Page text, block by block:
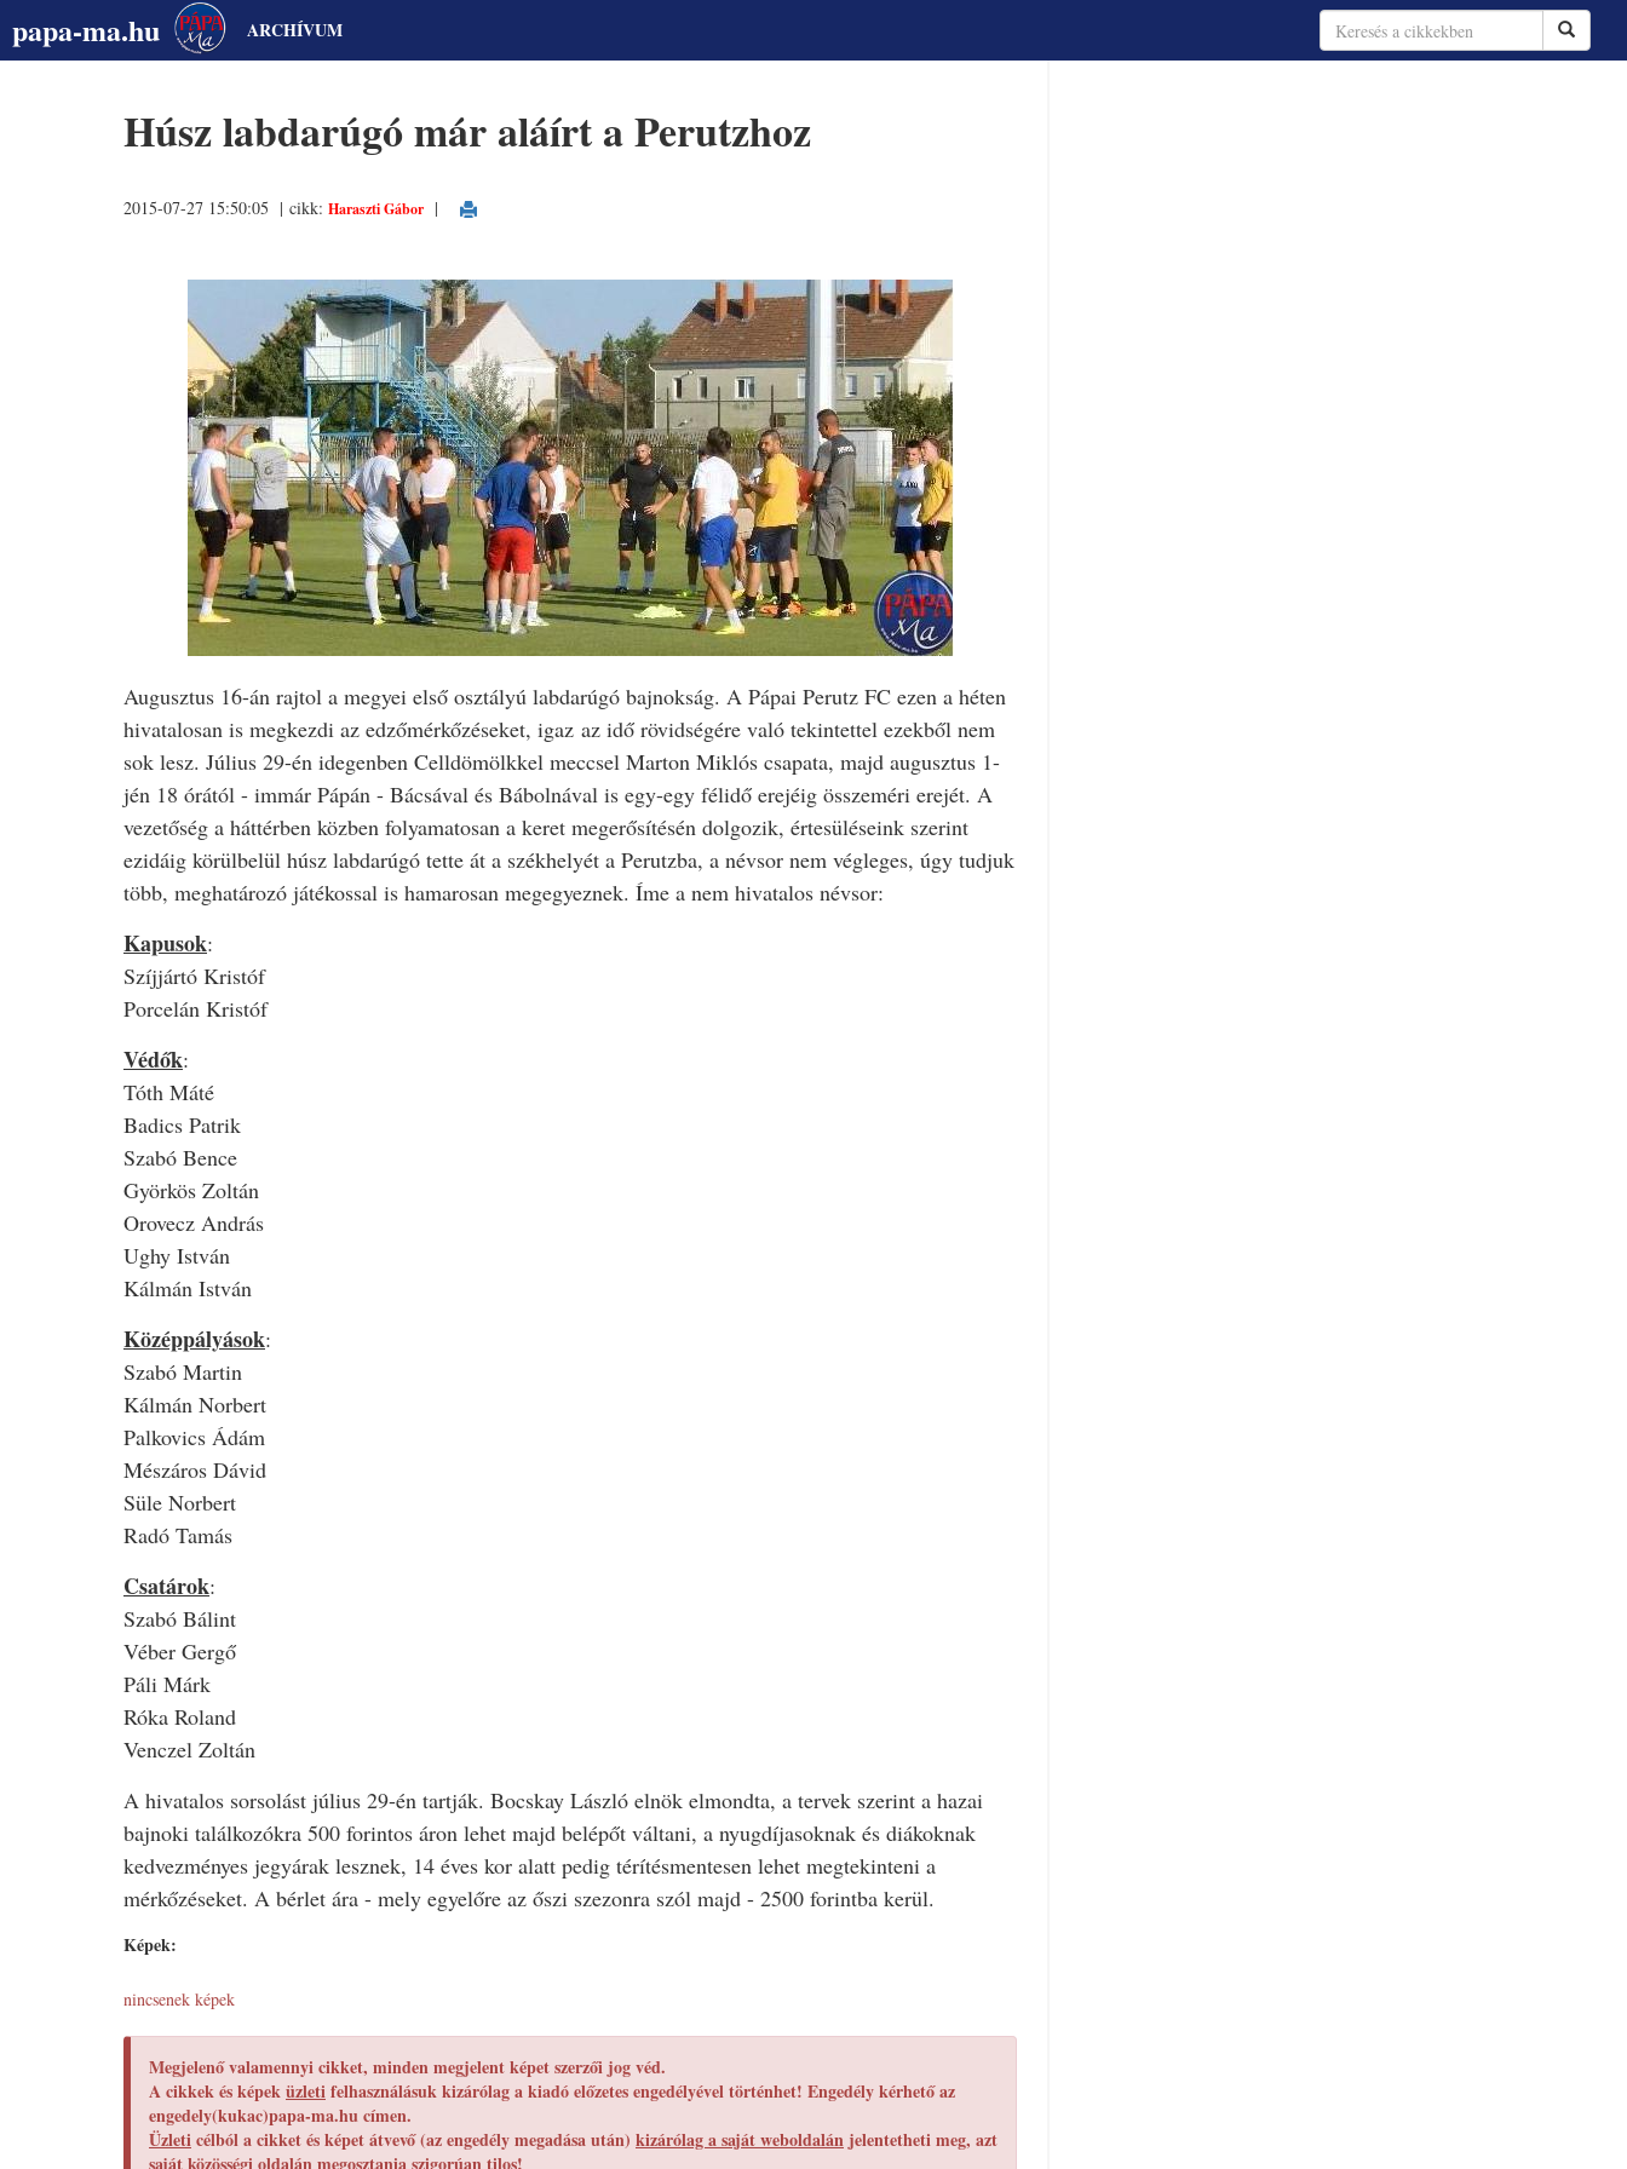
papa-ma.hu ARCHÍVUM
Húsz labdarúgó már aláírt a Perutzhoz
2015-07-27 15:50:05 | cikk: Haraszti Gábor |
Augusztus 16-án rajtol a megyei első osztályú labdarúgó bajnokság. A Pápai Perutz FC ezen a héten
hivatalosan is megkezdi az edzőmérkőzéseket, igaz az idő rövidségére való tekintettel ezekből nem
sok lesz. Július 29-én idegenben Celldömölkkel meccsel Marton Miklós csapata, majd augusztus 1-
jén 18 órától - immár Pápán - Bácsával és Bábolnával is egy-egy félidő erejéig összeméri erejét. A
vezetőség a háttérben közben folyamatosan a keret megerősítésén dolgozik, értesüléseink szerint
ezidáig körülbelül húsz labdarúgó tette át a székhelyét a Perutzba, a névsor nem végleges, úgy tudjuk
több, meghatározó játékossal is hamarosan megegyeznek. Íme a nem hivatalos névsor:
Kapusok:
Szíjjártó Kristóf
Porcelán Kristóf
Védők:
Tóth Máté
Badics Patrik
Szabó Bence
Györkös Zoltán
Orovecz András
Ughy István
Kálmán István
Középpályások:
Szabó Martin
Kálmán Norbert
Palkovics Ádám
Mészáros Dávid
Süle Norbert
Radó Tamás
Csatárok:
Szabó Bálint
Véber Gergő
Páli Márk
Róka Roland
Venczel Zoltán
A hivatalos sorsolást július 29-én tartják. Bocskay László elnök elmondta, a tervek szerint a hazai
bajnoki találkozókra 500 forintos áron lehet majd belépőt váltani, a nyugdíjasoknak és diákoknak
kedvezményes jegyárak lesznek, 14 éves kor alatt pedig térítésmentesen lehet megtekinteni a
mérkőzéseket. A bérlet ára - mely egyelőre az őszi szezonra szól majd - 2500 forintba kerül.
Képek:
nincsenek képek
Megjelenő valamennyi cikket, minden megjelent képet szerzői jog véd.
A cikkek és képeküzletifelhasználásuk kizárólag a kiadó előzetes engedélyével történhet! Engedély kérhető az
engedely(kukac)papa-ma.hu címen.
Üzleticélból a cikket és képet átvevő (az engedély megadása után) kizárólag a saját weboldalán jelentetheti meg, azt
saját közösségi oldalán megosztania szigorúan tilos!